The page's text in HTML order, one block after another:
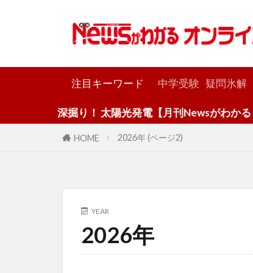
注目キーワード 中学受験 疑問氷解
深掘り！ 太陽光発電【月刊Newsがわかる９月号】
HOME 2026年 (ページ2)
YEAR
2026年